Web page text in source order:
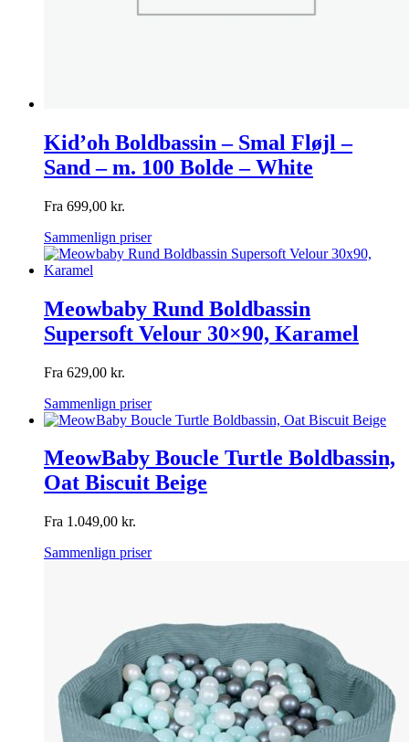
Kid’oh Boldbassin – Smal Fløjl –
Sand – m. 100 Bolde – White
Fra 699,00 kr.
Sammenlign priser
Meowbaby Rund Boldbassin
Supersoft Velour 30×90, Karamel
Fra 629,00 kr.
Sammenlign priser
MeowBaby Boucle Turtle Boldbassin,
Oat Biscuit Beige
Fra 1.049,00 kr.
Sammenlign priser